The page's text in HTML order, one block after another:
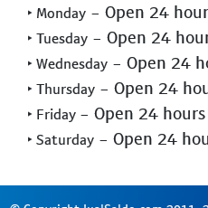
‣ Monday - Open 24
‣ Tuesday - Open 24
‣ Wednesday - Open 24
‣ Thursday - Open 24
‣ Friday - Open 24 hours
‣ Saturday - Open 24